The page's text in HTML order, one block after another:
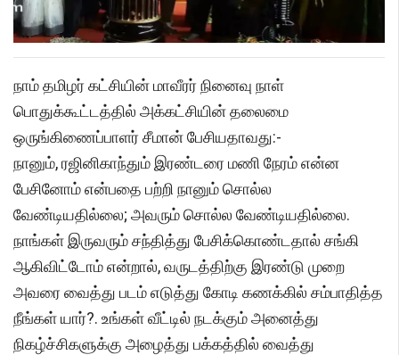
நாம் தமிழர் கட்சியின் மாவீரர் நினைவு நாள்
பொதுக்கூட்டத்தில் அக்கட்சியின் தலைமை
ஒருங்கிணைப்பாளர் சீமான் பேசியதாவது:-
நானும், ரஜினிகாந்தும் இரண்டரை மணி நேரம் என்ன
பேசினோம் என்பதை பற்றி நானும் சொல்ல
வேண்டியதில்லை; அவரும் சொல்ல வேண்டியதில்லை.
நாங்கள் இருவரும் சந்தித்து பேசிக்கொண்டதால் சங்கி
ஆகிவிட்டோம் என்றால், வருடத்திற்கு இரண்டு முறை
அவரை வைத்து படம் எடுத்து கோடி கணக்கில் சம்பாதித்த
நீங்கள் யார்?. உங்கள் வீட்டில் நடக்கும் அனைத்து
நிகழ்ச்சிகளுக்கு அழைத்து பக்கத்தில் வைத்து